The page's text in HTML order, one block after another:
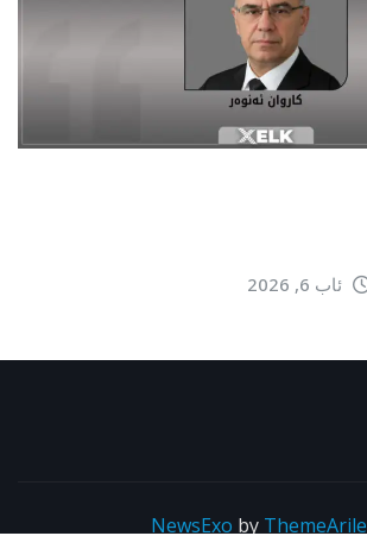
ئاب 6, 2026
NewsExo by ThemeArile